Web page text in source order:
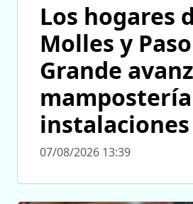
Los hogares
Molles y Paso
Grande
instalaciones
07/08/2026 13:39